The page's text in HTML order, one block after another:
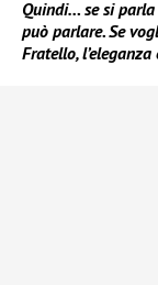
Quindi… se si
può parlare. Se
Fratello, l’eleganza